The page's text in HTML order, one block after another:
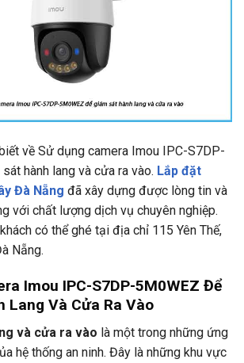
về Sử dụng camera Imou IPC-S7DP-
hành lang và cửa ra vào. Lắp đặt
Đà Nẵng đã xây dựng được lòng tin và
với chất lượng dịch vụ chuyên nghiệp.
có thể ghé tại địa chỉ 115 Yên Thế,
Nẵng.
Imou IPC-S7DP-5M0WEZ Để
Lang Và Cửa Ra Vào
và cửa ra vào là một trong những ứng
hệ thống an ninh. Đây là những khu vực